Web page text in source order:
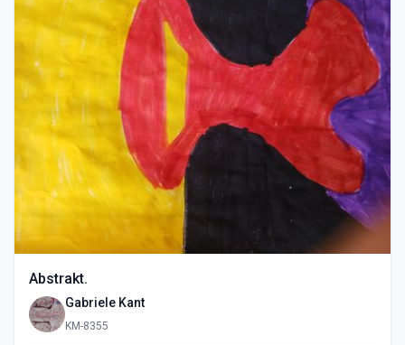
Abstrakt.
Gabriele Kant
KM-8355